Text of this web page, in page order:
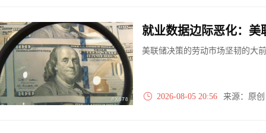
就业数据边际恶化：美
美联储决策的劳动市场坚韧的大
2026-08-05 20:56 来源：原